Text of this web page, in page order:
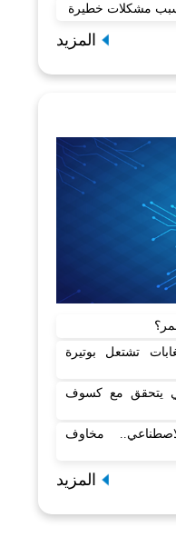
مشكلات خطيرة
المزيد
تشتعل بوتيرة
يتحقق مع كسوف
مخاوف
المزيد